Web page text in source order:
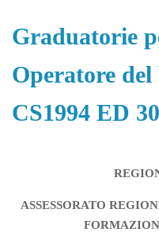
Graduatorie
Operatore del
CS1994 ED
ASSESSORATO